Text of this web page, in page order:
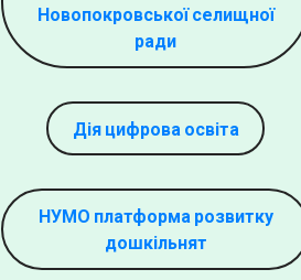
Новопокровської селищної
ради
Дія цифрова освіта
НУМО платформа розвитку
дошкільнят